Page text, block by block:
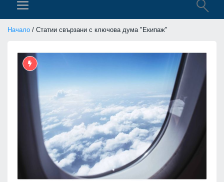
Начало / Статии свързани с ключова дума "Екипаж"